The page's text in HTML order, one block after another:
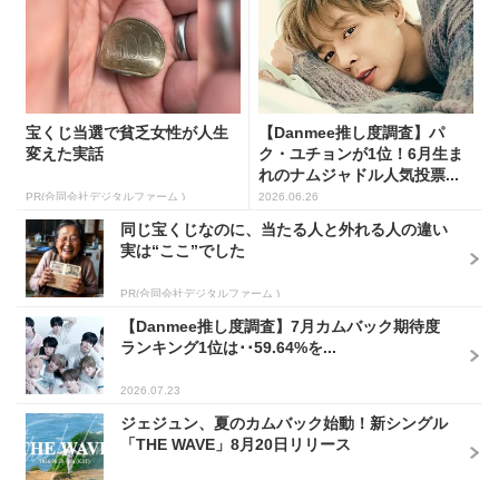
宝くじ当選で貧乏女性が人生
変えた実話
PR(合同会社デジタルファーム )
【Danmee推し度調査】パ
ク・ユチョンが1位！6月生ま
れのナムジャドル人気投票...
2026.06.26
同じ宝くじなのに、当たる人と外れる人の違い
実は“ここ”でした
PR(合同会社デジタルファーム )
【Danmee推し度調査】7月カムバック期待度
ランキング1位は･･59.64%を...
2026.07.23
ジェジュン、夏のカムバック始動！新シングル
「THE WAVE」8月20日リリース